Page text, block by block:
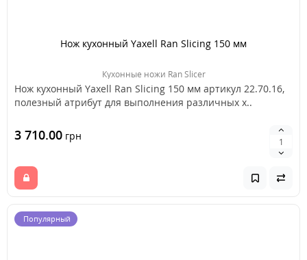
Нож кухонный Yaxell Ran Slicing 150 мм
Кухонные ножи Ran Slicer
Нож кухонный Yaxell Ran Slicing 150 мм артикул 22.70.16,
полезный атрибут для выполнения различных х..
3 710.00 грн
Популярный